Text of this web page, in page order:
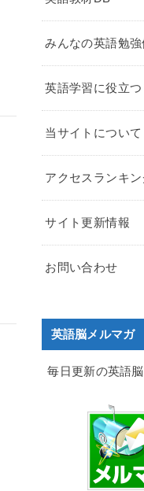
みんなの英語勉強
英語学習に役立
当サイトについて
アクセスランキン
サイト更新情報
お問い合わせ
英語脳メルマガ
毎日更新の英語